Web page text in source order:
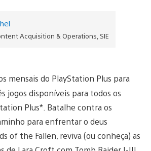
Acquisition & Operations, SIE
mensais do PlayStation Plus para
jogos disponíveis para todos os
Plus*. Batalhe contra os
para enfrentar o deus
of the Fallen, reviva (ou conheça) as